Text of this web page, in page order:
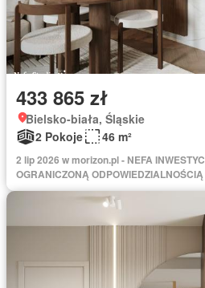
433 865 zł
Bielsko-biała, Śląskie
2 Pokoje
46 m²
2 lip 2026 w morizon.pl - NEFA
OGRANICZONĄ ODPOWIEDZIALNOŚCIĄ